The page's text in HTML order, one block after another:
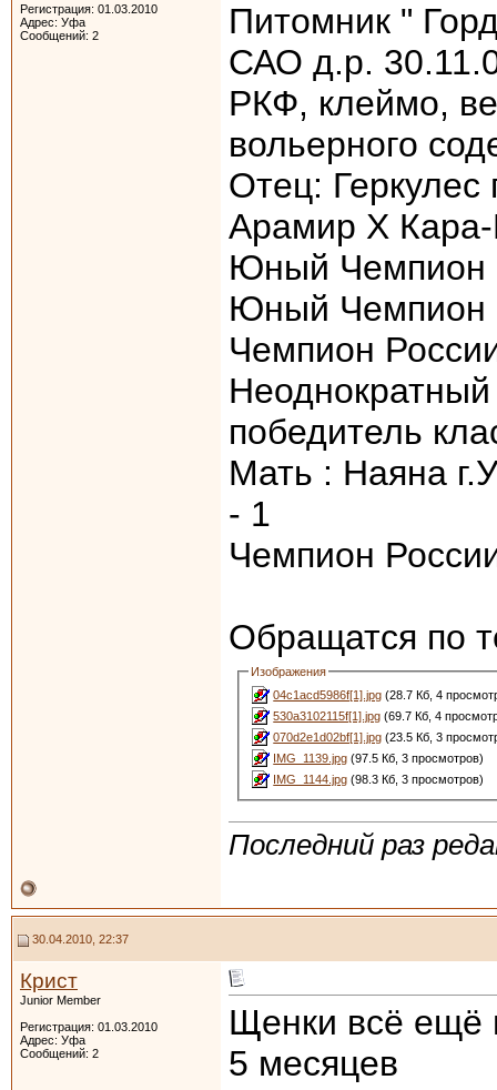
Регистрация: 01.03.2010
Адрес: Уфа
Сообщений: 2
Питомник "
САО д.р.
РКФ, клеймо,
вольерного
Отец: Геркулес
Арамир Х
Юный Чемпион
Юный Чемпион
Чемпион
победитель
Мать : Наяна
- 1
Чемпион
Обращатся по
Изображения
04c1acd5986f[1].jpg (28.7 Кб, 4
530a3102115f[1].jpg (69.7 Кб, 4
070d2e1d02bf[1].jpg (23.5 Кб, 3
IMG_1139.jpg (97.5 Кб, 3 просмотров)
IMG_1144.jpg (98.3 Кб, 3 просмотров)
Последний раз
30.04.2010, 22:37
Крист
Junior Member
Регистрация: 01.03.2010
Адрес: Уфа
Сообщений: 2
Щенки всё ещё
5 месяцев